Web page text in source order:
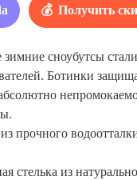
Получить
сноубутсы
Ботинки
прочного
стелька из